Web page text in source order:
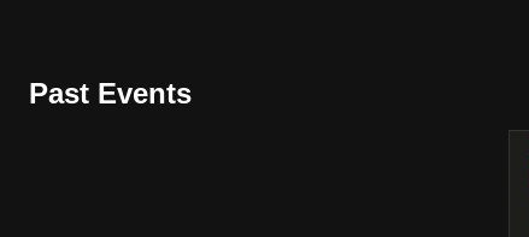
Past Events